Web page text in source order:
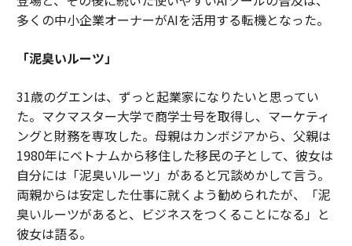
多くの中小企業オーナーがAIを活用する転機となった。
「泥臭いルーツ」
31歳のグエンは、ずっと起業家になりたいと思ってい
た。マクマスター大学で商学士号を取得し、マーケティ
ングと財務を専攻した。母親はカンボジアから、父親は
1980年にベトナムから移住した移民の子として、彼女は
自分には「泥臭いルーツ」があると冗談めかして言う。
両親からは安定した仕事に就くよう勧められたが、「泥
臭いルーツがあると、ビジネスをつくることになる」と
彼女は語る。